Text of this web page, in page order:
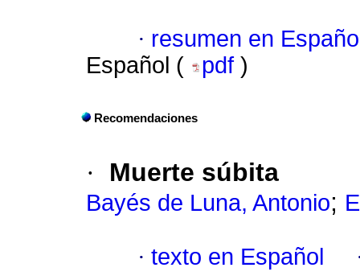
· resumen en
Español (
pdf )
Recomendaciones
· Muerte súbita
Bayés de Luna, Antonio;
· texto en Español